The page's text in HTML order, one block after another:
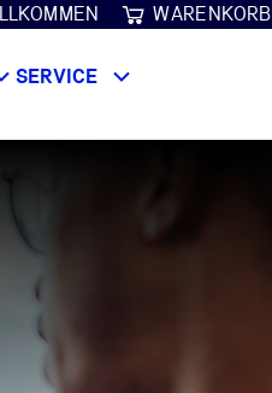
WARENKORB
SERVICE